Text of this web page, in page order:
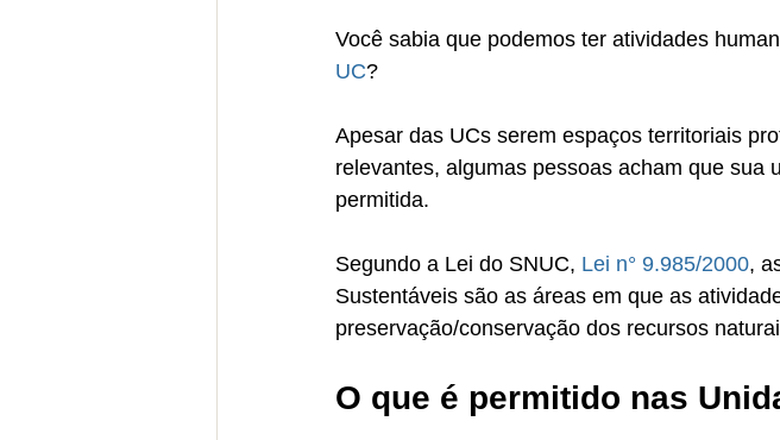
Você sabia que podemos ter atividades
UC?
Apesar das UCs serem espaços territoriais
relevantes, algumas pessoas acham que sua
permitida.
Segundo a Lei do SNUC, Lei n° 9.985/2000,
Sustentáveis são as áreas em que as
preservação/conservação dos recursos
O que é permitido nas